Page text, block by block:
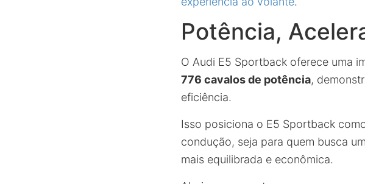
Potência,
O Audi E5 Sportback oferece uma
776 cavalos de potência,
eficiência.
Isso posiciona o E5 Sportback
condução, seja para quem busca
mais equilibrada e econômica.